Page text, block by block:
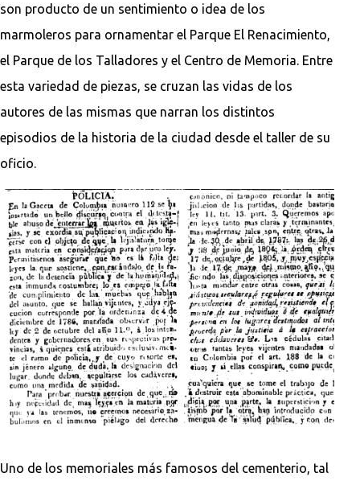
son producto de un sentimiento o idea de los
marmoleros para ornamentar el Parque El Renacimiento,
el Parque de los Talladores y el Centro de Memoria. Entre
esta variedad de piezas, se cruzan las vidas de los
autores de las mismas que narran los distintos
episodios de la historia de la ciudad desde el taller de su
oficio.
Uno de los memoriales más famosos del cementerio, tal